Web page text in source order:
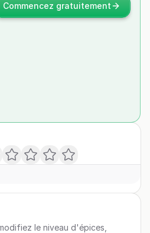
Commencez gratuitement
le niveau d'épices,